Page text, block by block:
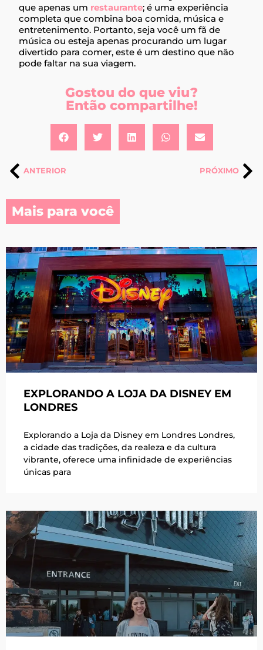
que apenas um restaurante; é uma experiência
completa que combina boa comida, música e
entretenimento. Portanto, seja você um fã de
música ou esteja apenas procurando um lugar
divertido para comer, este é um destino que não
pode faltar na sua viagem.
Gostou do que viu?
Então compartilhe!
ANTERIOR PRÓXIMO
Mais para você
EXPLORANDO A LOJA DA DISNEY EM
LONDRES
Explorando a Loja da Disney em Londres Londres,
a cidade das tradições, da realeza e da cultura
vibrante, oferece uma infinidade de experiências
únicas para